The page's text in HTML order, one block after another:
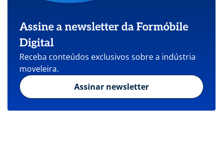
Assine a newsletter da Formóbile
Digital
Receba conteúdos exclusivos sobre a indústria
moveleira.
Assinar newsletter